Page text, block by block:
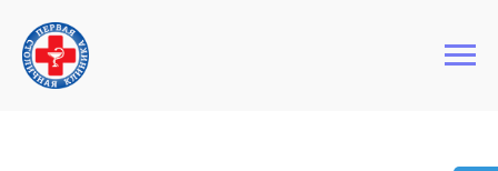
Первая Столичная Клиника